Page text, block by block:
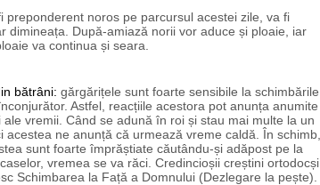
preponderent noros pe parcursul acestei zile, va fi
dimineața. După-amiază norii vor aduce și ploaie, iar
va continua și seara.
bătrâni: gărgărițele sunt foarte sensibile la schimbările
Astfel, reacțiile acestora pot anunța anumite
ale vremii. Când se adună în roi și stau mai multe la un
acestea ne anunță că urmează vreme caldă. În schimb,
sunt foarte împrăștiate căutându-și adăpost pe la
vremea se va răci. Credincioșii creștini ortodocși
Schimbarea la Față a Domnului (Dezlegare la pește).